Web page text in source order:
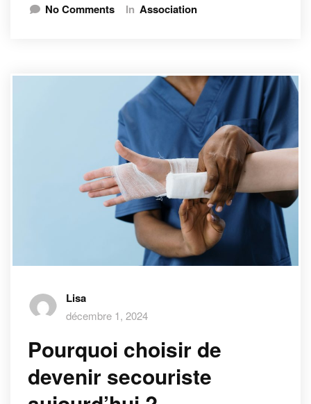
No Comments In Association
Lisa
décembre 1, 2024
Pourquoi choisir de
devenir secouriste